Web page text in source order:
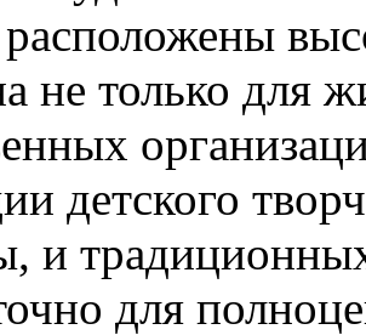
не только для
детского
и
для